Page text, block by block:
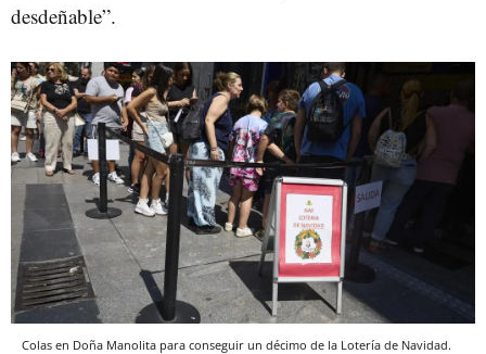
desdeñable”.
Colas en Doña Manolita para conseguir un décimo de la Lotería de Navidad.